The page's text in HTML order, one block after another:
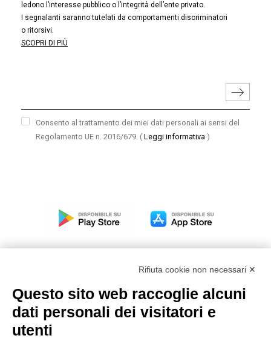
ledono l’interesse pubblico o l’integrità dell’ente privato.
I segnalanti saranno tutelati da comportamenti discriminatori
o ritorsivi.
SCOPRI DI PIÙ
Consento al trattamento dei miei dati personali ai sensi del
Regolamento UE n. 2016/679. ( Leggi informativa )
Modello organizzativo, gestione e controllo – D. lgs.
231/2001
Rifiuta cookie non necessari ✕
Questo sito web raccoglie alcuni
dati personali dei visitatori e
utenti